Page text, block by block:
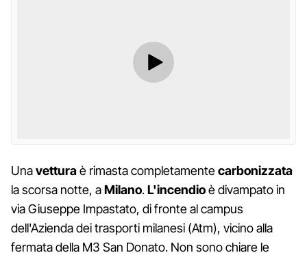
Unavetturaè rimasta completamentecarbonizzata
la scorsa notte, aMilano.L'incendioè divampato in
via Giuseppe Impastato, di fronte al campus
dell'Azienda dei trasporti milanesi (Atm), vicino alla
fermata della M3 San Donato. Non sono chiare le